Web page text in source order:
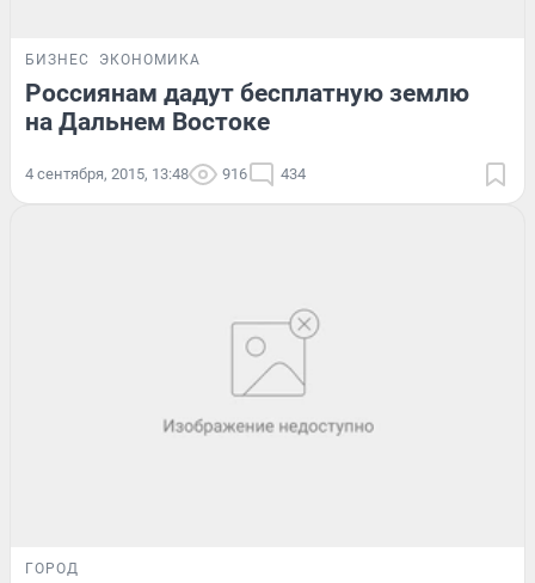
БИЗНЕС ЭКОНОМИКА
Россиянам дадут бесплатную землю
на Дальнем Востоке
4 сентября, 2015, 13:48 916 434
ГОРОД